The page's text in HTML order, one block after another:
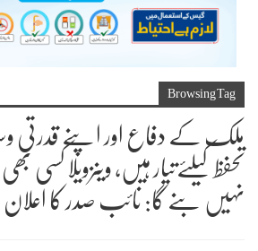
Browsing Tag
ملک کے دفاع اور اپنے قدرتی
تحفظ کیلئےتیار ہیں، وینزویلا کسی
نہیں بنے گا: نائب صدر کا اعلان